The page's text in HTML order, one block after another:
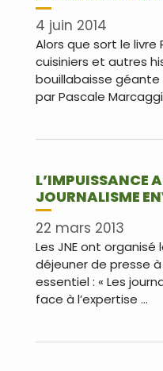
4 juin 2014
Alors que sort le livre
cuisiniers et autres
bouillabaisse géante
par Pascale
L’IMPUISSANCE
JOURNALISME
22 mars 2013
Les JNE ont organisé
déjeuner de presse
essentiel : « Les
face à l’expertise …